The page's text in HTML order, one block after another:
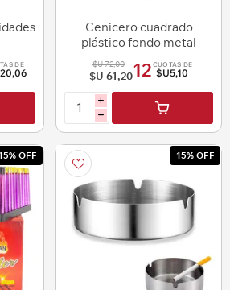
DE
Cenicero cuadrado
plástico fondo metal
$U 72,00
$U 61,2012 CUOTAS DE
$U5,10
i
h
15% OFF 15% OFF